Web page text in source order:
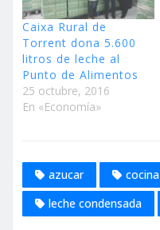
Caixa Rural de
Torrent dona 5.600
litros de leche al
Punto de Alimentos
25 octubre, 2016
En «Economía»
azucar cocina
leche condensada